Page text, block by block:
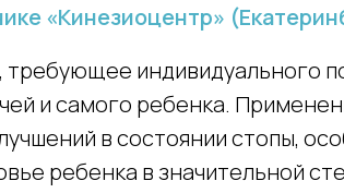
«Кинезиоцентр»
требующее индивидуального
и самого ребенка.
в состоянии стопы,
ребенка в значительной